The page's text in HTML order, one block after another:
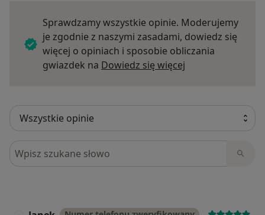
Sprawdzamy wszystkie opinie. Moderujemy
je zgodnie z naszymi zasadami, dowiedz się
więcej o opiniach i sposobie obliczania
gwiazdek na Dowiedz się więcej
Szukaj w opiniach